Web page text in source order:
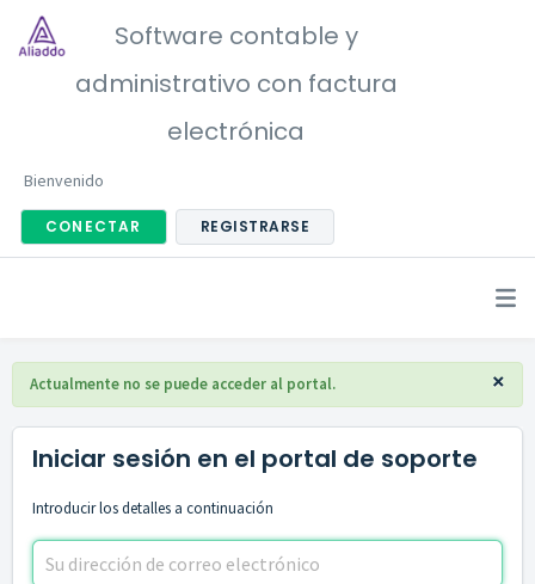
Software contable y
administrativo con factura
electrónica
Bienvenido
CONECTAR REGISTRARSE
×
Actualmente no se puede acceder al portal.
Iniciar sesión en el portal de soporte
Introducir los detalles a continuación